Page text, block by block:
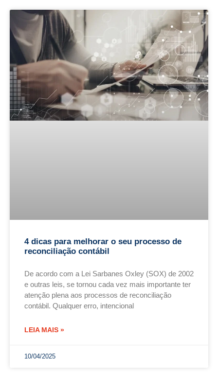
4 dicas para melhorar o seu processo de
reconciliação contábil
De acordo com a Lei Sarbanes Oxley (SOX) de 2002
e outras leis, se tornou cada vez mais importante ter
atenção plena aos processos de reconciliação
contábil. Qualquer erro, intencional
LEIA MAIS »
10/04/2025